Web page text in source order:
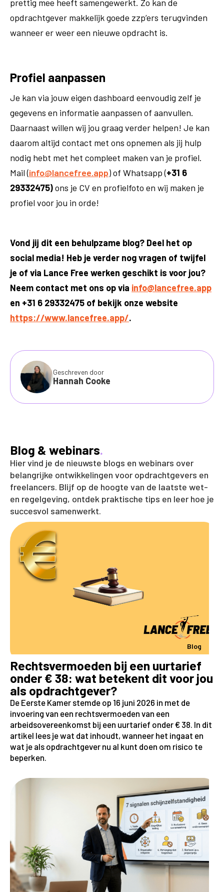
prettig mee heeft samengewerkt. Zo kan de
opdrachtgever makkelijk goede zzp’ers terugvinden
wanneer er weer een nieuwe opdracht is.
Profiel aanpassen
Je kan via jouw eigen dashboard eenvoudig zelf je
gegevens en informatie aanpassen of aanvullen.
Daarnaast willen wij jou graag verder helpen! Je kan
daarom altijd contact met ons opnemen als jij hulp
nodig hebt met het compleet maken van je profiel.
Mail (info@lancefree.app) of Whatsapp (+31 6
29332475)ons je CV en profielfoto en wij maken je
profiel voor jou in orde!
Vond jij dit een behulpzame blog? Deel het op
social media! Heb je verder nog vragen of twijfel
je of via Lance Free werken geschikt is voor jou?
Neem contact met ons op via info@lancefree.app
en +31 6 29332475 of bekijk onze website
https://www.lancefree.app/.
Geschreven door
Hannah Cooke
Blog & webinars.
Hier vind je de nieuwste blogs en webinars over
belangrijke ontwikkelingen voor opdrachtgevers en
freelancers. Blijf op de hoogte van de laatste wet-
en regelgeving, ontdek praktische tips en leer hoe je
succesvol samenwerkt.
Blog
Rechtsvermoeden bij een uurtarief
onder € 38: wat betekent dit voor jou
als opdrachtgever?
De Eerste Kamer stemde op 16 juni 2026 in met de
invoering van een rechtsvermoeden van een
arbeidsovereenkomst bij een uurtarief onder € 38. In dit
artikel lees je wat dat inhoudt, wanneer het ingaat en
wat je als opdrachtgever nu al kunt doen om risico te
beperken.